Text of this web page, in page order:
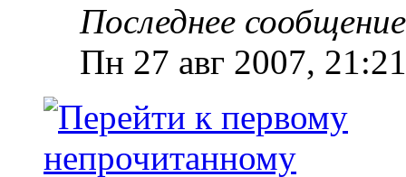
Последнее
Пн 27 авг 2007, 21:21